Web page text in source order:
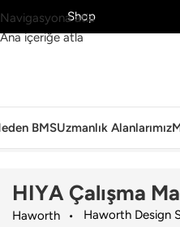
Navigasyona atla
Ana içeriğe atla
KeşfetShop
BMSUzmanlık Alanlarımız
Ana Sayfa›Ofis›Çalışma Masası
HIYA Çalışma
Haworth
Haworth Design